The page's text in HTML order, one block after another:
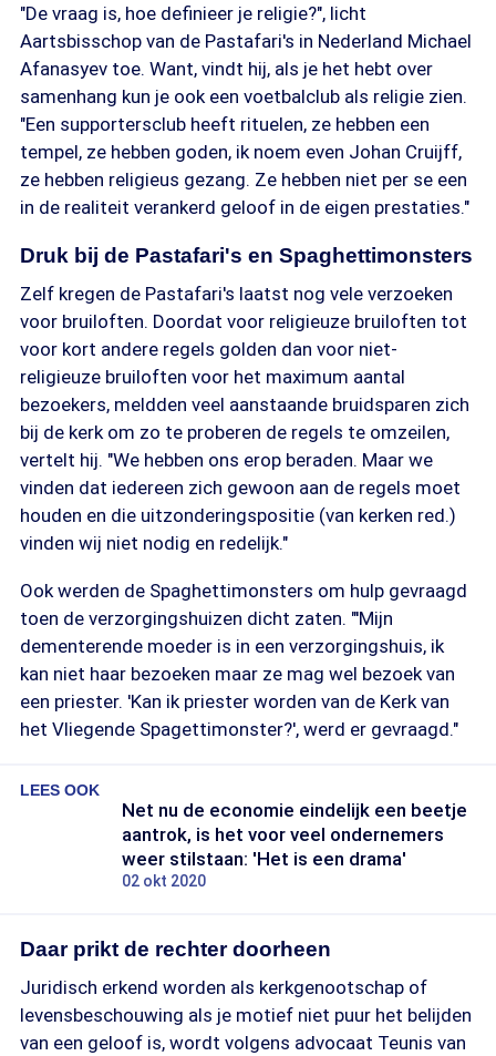
"De vraag is, hoe definieer je religie?", licht
Aartsbisschop van de Pastafari's in Nederland Michael
Afanasyev toe. Want, vindt hij, als je het hebt over
samenhang kun je ook een voetbalclub als religie zien.
"Een supportersclub heeft rituelen, ze hebben een
tempel, ze hebben goden, ik noem even Johan Cruijff,
ze hebben religieus gezang. Ze hebben niet per se een
in de realiteit verankerd geloof in de eigen prestaties."
Druk bij de Pastafari's en Spaghettimonsters
Zelf kregen de Pastafari's laatst nog vele verzoeken
voor bruiloften. Doordat voor religieuze bruiloften tot
voor kort andere regels golden dan voor niet-
religieuze bruiloften voor het maximum aantal
bezoekers, meldden veel aanstaande bruidsparen zich
bij de kerk om zo te proberen de regels te omzeilen,
vertelt hij. "We hebben ons erop beraden. Maar we
vinden dat iedereen zich gewoon aan de regels moet
houden en die uitzonderingspositie (van kerken red.)
vinden wij niet nodig en redelijk."
Ook werden de Spaghettimonsters om hulp gevraagd
toen de verzorgingshuizen dicht zaten. "'Mijn
dementerende moeder is in een verzorgingshuis, ik
kan niet haar bezoeken maar ze mag wel bezoek van
een priester. 'Kan ik priester worden van de Kerk van
het Vliegende Spagettimonster?', werd er gevraagd."
LEES OOK
Net nu de economie eindelijk een beetje
aantrok, is het voor veel ondernemers
weer stilstaan: 'Het is een drama'
02 okt 2020
Daar prikt de rechter doorheen
Juridisch erkend worden als kerkgenootschap of
levensbeschouwing als je motief niet puur het belijden
van een geloof is, wordt volgens advocaat Teunis van